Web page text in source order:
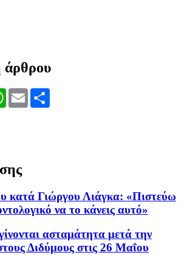
άρθρου
WhatsApp
Email
κατά Γιώργου Λιάγκα: «Πιστεύω
να το κάνεις αυτό»
ασταμάτητα μετά την
Διδύμους στις 26 Μαΐου